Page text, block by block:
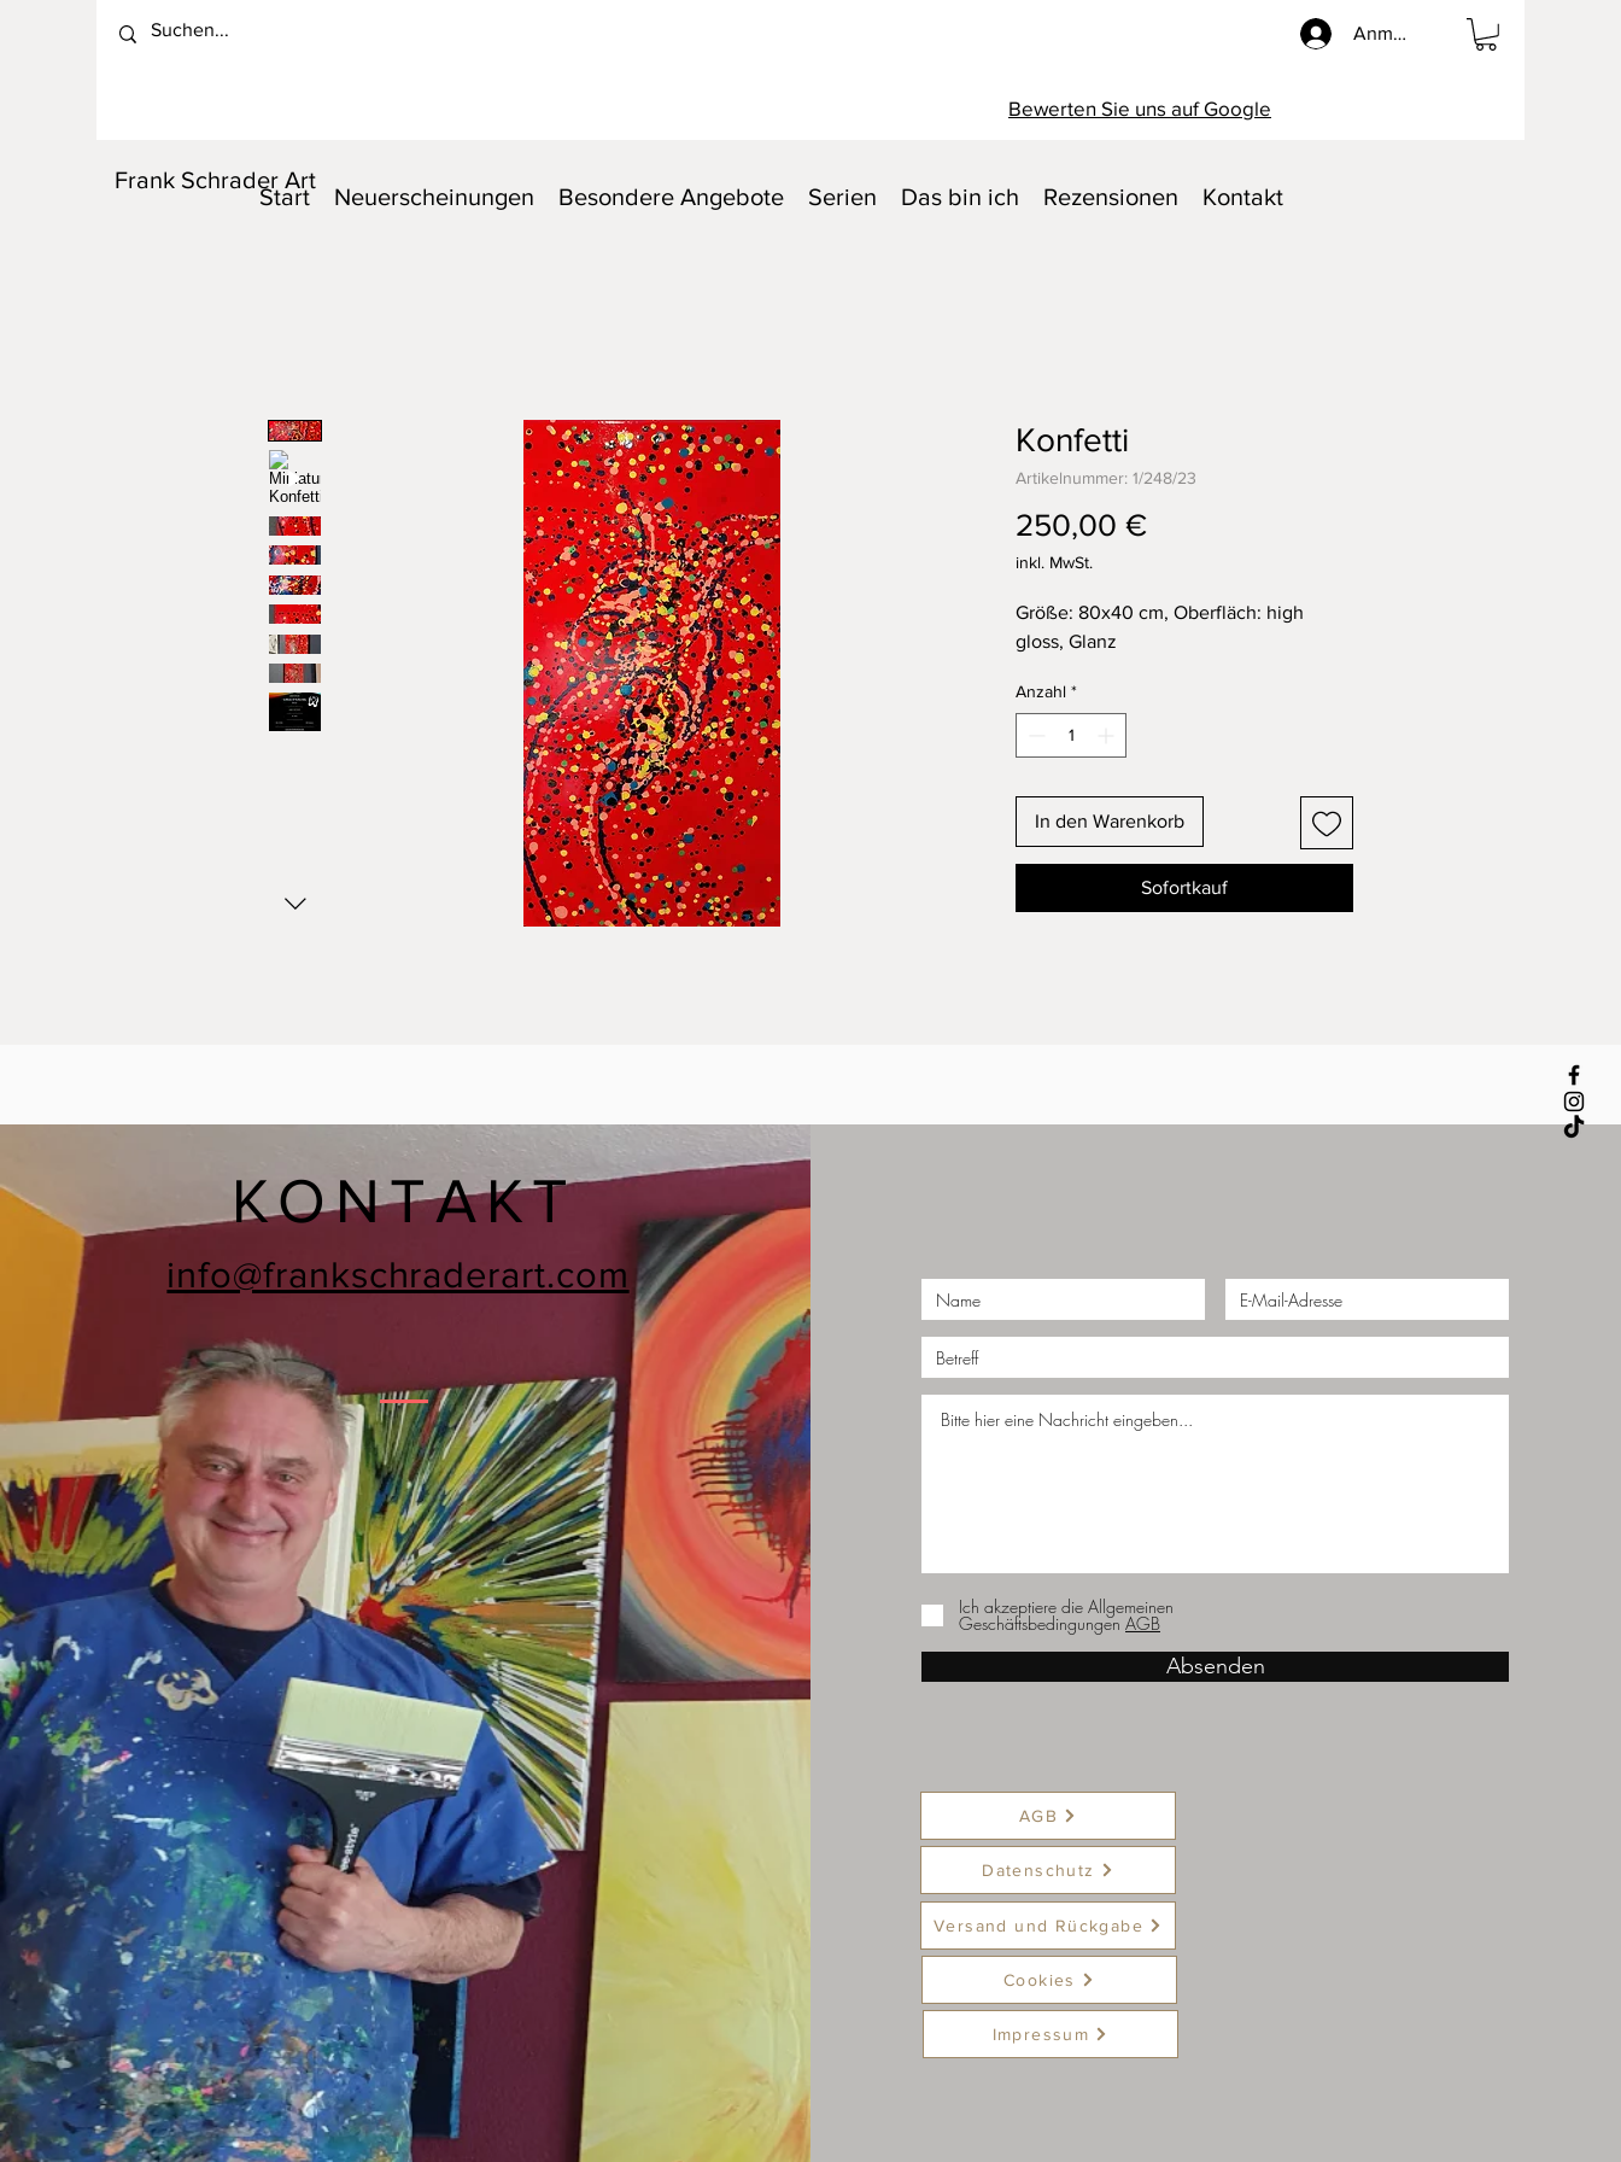
Anmelden
Bewerten Sie uns auf Google
Frank Schrader Art
Start Neuerscheinungen Besondere Angebote Serien Das bin ich Rezensionen Kontakt
Konfetti
Artikelnummer: 1/248/23
250,00 €Preis
inkl. MwSt.
Größe: 80x40 cm, Oberfläch: high
gloss, Glanz
Anzahl *
In den Warenkorb
Sofortkauf
KONTAKT
info@frankschraderart.com
Ich akzeptiere die Allgemeinen
Geschäftsbedingungen AGB
Absenden
AGB
Datenschutz
Versand und Rückgabe
Cookies
Impressum